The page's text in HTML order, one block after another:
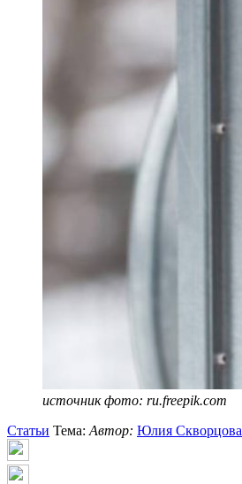
источник фото: ru.freepik.com
Статьи Тема: Автор: Юлия Скворцова